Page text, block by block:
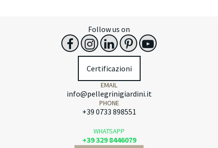
Follow us on
Certificazioni
EMAIL
info@pellegrinigiardini.it
PHONE
+39 0733 898551
WHATSAPP
+39 329 8446079